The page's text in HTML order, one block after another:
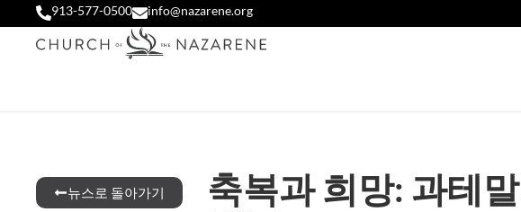
913-577-0500 info@nazarene.org
뉴스로 돌아가기
축복과 희망: 과테